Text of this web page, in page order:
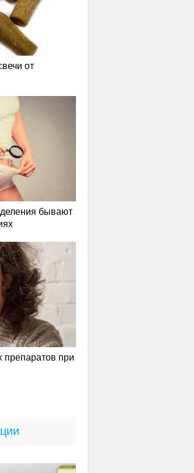
от
бывают
препаратов при